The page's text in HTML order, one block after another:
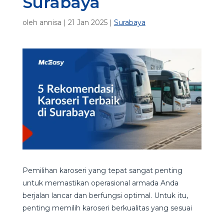
oleh annisa | 21 Jan 2025| Surabaya
Pemilihan karoseri yang tepat sangat penting
untuk memastikan operasional armada Anda
berjalan lancar dan berfungsi optimal. Untuk itu,
penting memilih karoseri berkualitas yang sesuai